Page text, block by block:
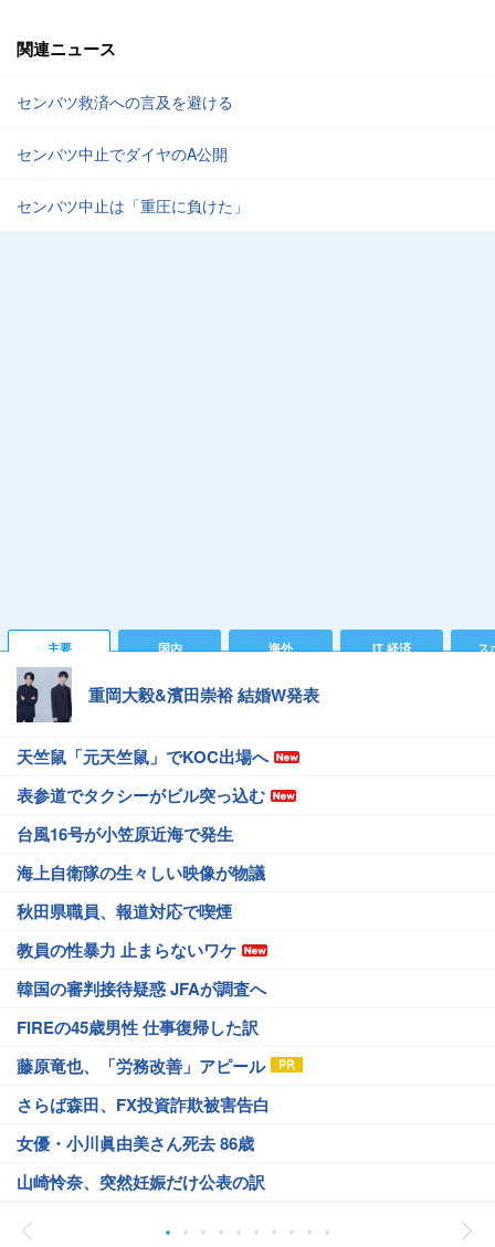
関連ニュース
センバツ救済への言及を避ける
センバツ中止でダイヤのA公開
センバツ中止は「重圧に負けた」
主要 国内 海外 IT 経済 ス
重岡大毅&濱田崇裕 結婚W発表
天竺鼠「元天竺鼠」でKOC出場へ
表参道でタクシーがビル突っ込む
台風16号が小笠原近海で発生
海上自衛隊の生々しい映像が物議
秋田県職員、報道対応で喫煙
教員の性暴力 止まらないワケ
韓国の審判接待疑惑 JFAが調査へ
FIREの45歳男性 仕事復帰した訳
藤原竜也、「労務改善」アピール
さらば森田、FX投資詐欺被害告白
女優・小川眞由美さん死去 86歳
山崎怜奈、突然妊娠だけ公表の訳